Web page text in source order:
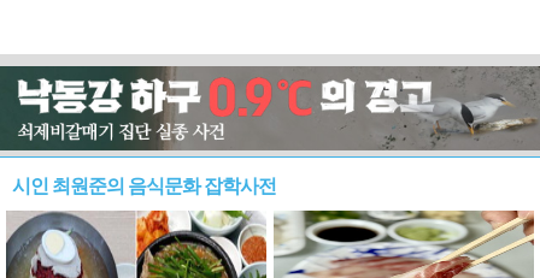
시인 최원준의 음식문화 잡학사전